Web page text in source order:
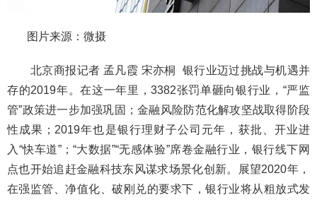
图片来源：微摄
北京商报记者 孟凡霞 宋亦桐 银行业迈过挑战与机遇并
存的2019年。在这一年里，3382张罚单砸向银行业，“严监
管”政策进一步加强巩固；金融风险防范化解攻坚战取得阶段
性成果；2019年也是银行理财子公司元年，获批、开业进
入“快车道”；“大数据”“无感体验”席卷金融行业，银行线下网
点也开始追赶金融科技东风谋求场景化创新。展望2020年，
在强监管、净值化、破刚兑的要求下，银行业将从粗放式发